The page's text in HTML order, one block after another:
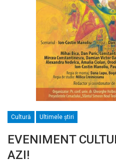
Cultură Ultimele ştiri
EVENIMENT
AZI!